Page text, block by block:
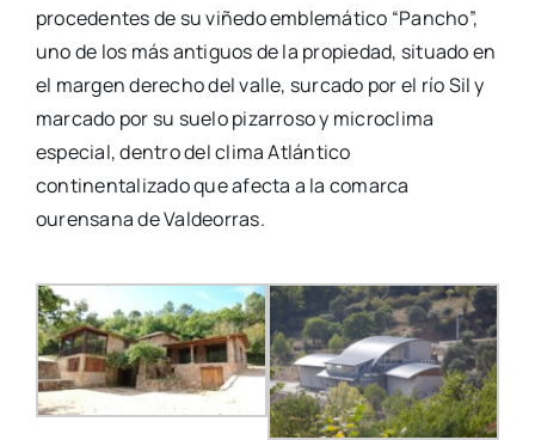
procedentes de su viñedo emblemático “Pancho”,
uno de los más antiguos de la propiedad, situado en
el margen derecho del valle, surcado por el río Sil y
marcado por su suelo pizarroso y microclima
especial, dentro del clima Atlántico
continentalizado que afecta a la comarca
ourensana de Valdeorras.